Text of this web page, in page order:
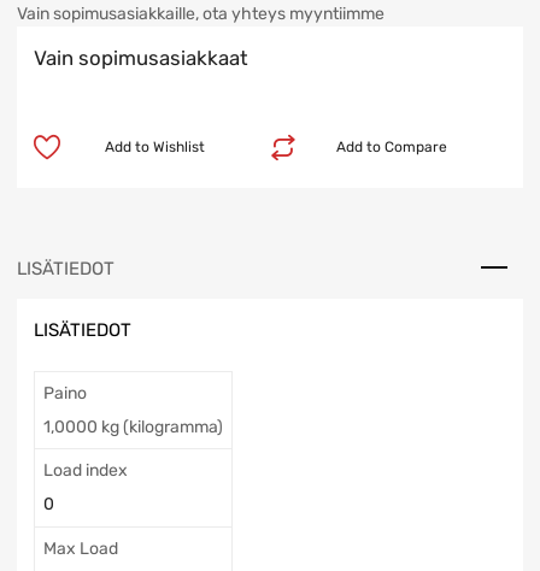
Vain sopimusasiakkaille, ota yhteys myyntiimme
Vain sopimusasiakkaat
Add to Compare
Add to Wishlist
LISÄTIEDOT
LISÄTIEDOT
Paino
1,0000 kg (kilogramma)
Load index
0
Max Load